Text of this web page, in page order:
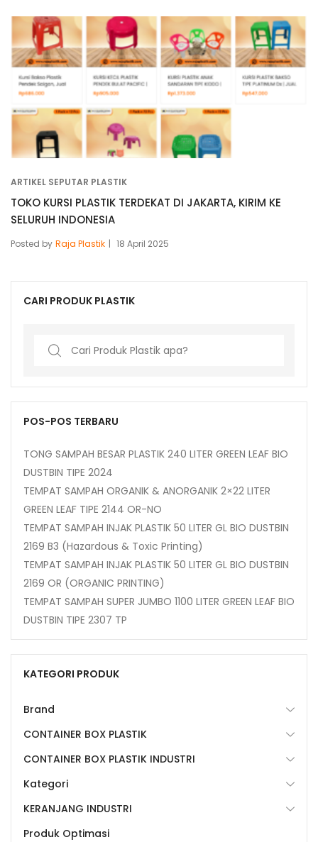
ARTIKEL SEPUTAR PLASTIK
TOKO KURSI PLASTIK TERDEKAT DI JAKARTA, KIRIM KE
SELURUH INDONESIA
Posted by Raja Plastik 18 April 2025
CARI PRODUK PLASTIK
Search
POS-POS TERBARU
TONG SAMPAH BESAR PLASTIK 240 LITER GREEN LEAF BIO
DUSTBIN TIPE 2024
TEMPAT SAMPAH ORGANIK & ANORGANIK 2×22 LITER
GREEN LEAF TIPE 2144 OR-NO
TEMPAT SAMPAH INJAK PLASTIK 50 LITER GL BIO DUSTBIN
2169 B3 (Hazardous & Toxic Printing)
TEMPAT SAMPAH INJAK PLASTIK 50 LITER GL BIO DUSTBIN
2169 OR (ORGANIC PRINTING)
TEMPAT SAMPAH SUPER JUMBO 1100 LITER GREEN LEAF BIO
DUSTBIN TIPE 2307 TP
KATEGORI PRODUK
Brand
CONTAINER BOX PLASTIK
CONTAINER BOX PLASTIK INDUSTRI
Kategori
KERANJANG INDUSTRI
Produk Optimasi